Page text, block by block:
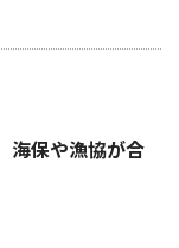
海保や漁協が合